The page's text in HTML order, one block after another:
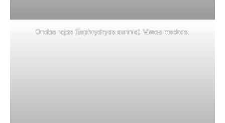
Ondas rojas (Euphrydryas aurinia). Vimos muchas.